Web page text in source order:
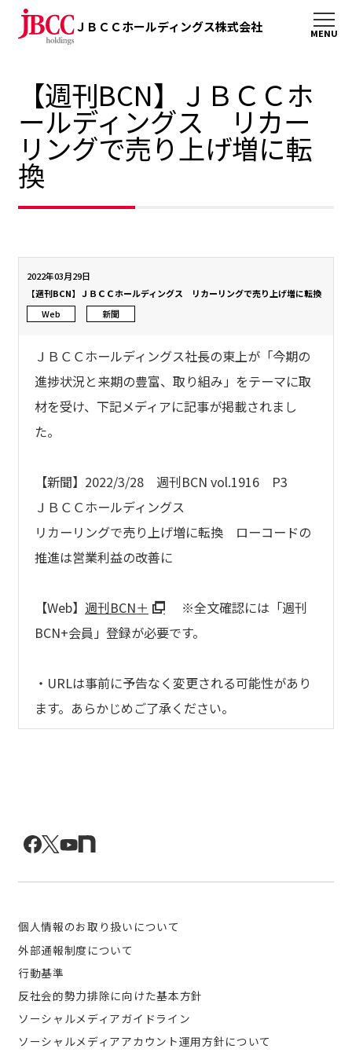
ＪＢＣＣホールディングス株式会社
【週刊BCN】ＪＢＣＣホ
ールディングス リカー
リングで売り上げ増に転
換
2022年03月29日
【週刊BCN】ＪＢＣＣホールディングス リカーリングで売り上げ増に転換
Web
新聞
ＪＢＣＣホールディングス社長の東上が「今期の
進捗状況と来期の豊富、取り組み」をテーマに取
材を受け、下記メディアに記事が掲載されまし
た。
【新聞】2022/3/28 週刊BCN vol.1916 P3
ＪＢＣＣホールディングス
リカーリングで売り上げ増に転換 ローコードの
推進は営業利益の改善に
【Web】 週刊BCN＋
※全文確認には「週刊
BCN+会員」登録が必要です。
・URLは事前に予告なく変更される可能性があり
ます。あらかじめご了承ください。
個人情報のお取り扱いについて
外部通報制度について
行動基準
反社会的勢力排除に向けた基本方針
ソーシャルメディアガイドライン
ソーシャルメディアアカウント運用方針について